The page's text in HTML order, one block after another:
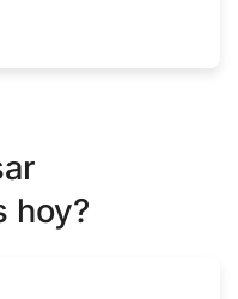
hoy?